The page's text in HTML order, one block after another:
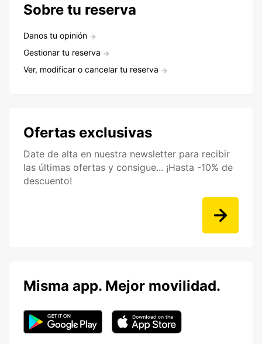
Sobre tu reserva
Danos tu opinión
Gestionar tu reserva
Ver, modificar o cancelar tu reserva
Ofertas exclusivas
Date de alta en nuestra newsletter para recibir
las últimas ofertas y consigue... ¡Hasta -10% de
descuento!
Misma app. Mejor movilidad.